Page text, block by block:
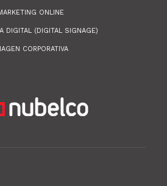
ONLINE
DIGITAL (DIGITAL SIGNAGE)
CORPORATIVA